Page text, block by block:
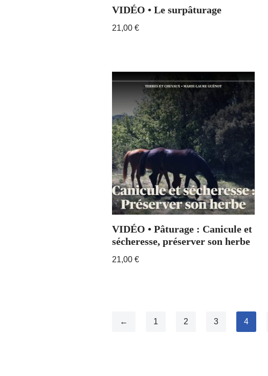
VIDÉO • Le surpâturage
21,00 €
VIDÉO • Pâturage : Canicule et
sécheresse, préserver son herbe
21,00 €
← 1 2 3 4